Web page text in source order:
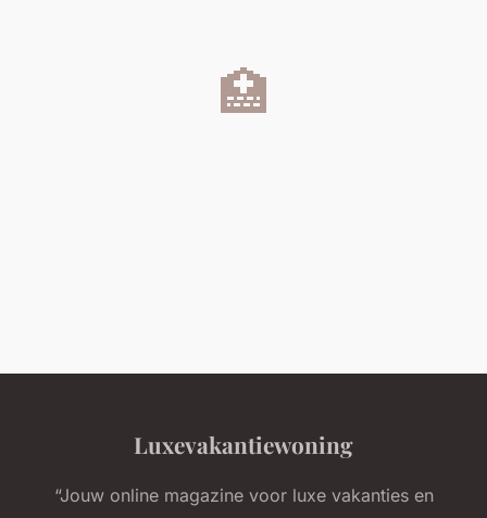
🏥
Luxevakantiewoning
“Jouw online magazine voor luxe vakanties en